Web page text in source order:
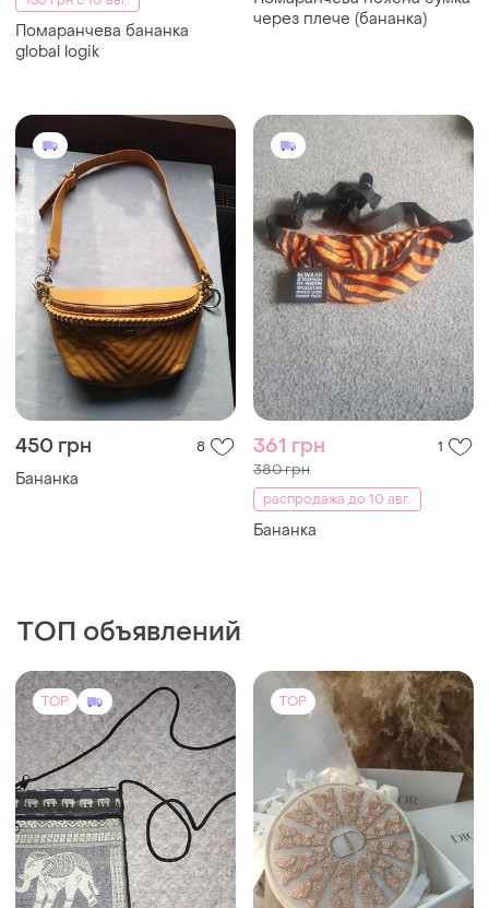
450 грн 8
Бананка
361 грн 1
380 грн
распродажа до 10 авг.
Бананка
380 грн 2
400 грн
1100 грн